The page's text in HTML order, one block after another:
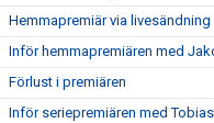
Hemmapremiär via livesändning
Inför hemmapremiären med
Förlust i premiären
Inför seriepremiären med